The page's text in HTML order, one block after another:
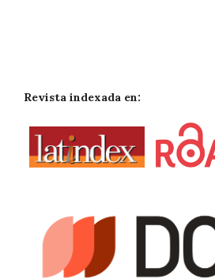
Revista indexada en: